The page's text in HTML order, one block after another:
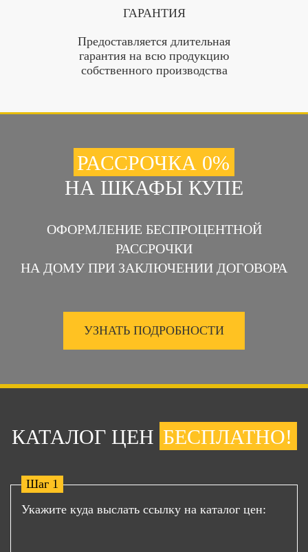
ГАРАНТИЯ
Предоставляется длительная
гарантия на всю продукцию
собственного производства
РАССРОЧКА 0%
НА ШКАФЫ КУПЕ
ОФОРМЛЕНИЕ БЕСПРОЦЕНТНОЙ
РАССРОЧКИ
НА ДОМУ ПРИ ЗАКЛЮЧЕНИИ ДОГОВОРА
УЗНАТЬ ПОДРОБНОСТИ
КАТАЛОГ ЦЕН БЕСПЛАТНО!
Шаг 1
Укажите куда выслать ссылку на каталог цен: